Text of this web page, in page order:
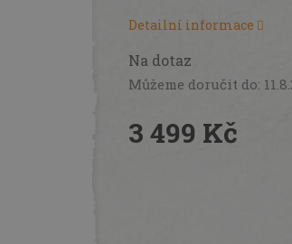
3 499 Kč
Na dotaz
Můžeme doručit do:
Detailní informace